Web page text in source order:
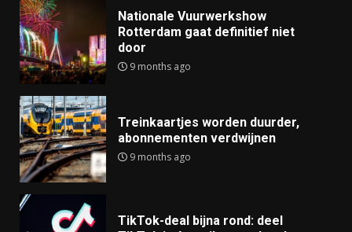
Nationale Vuurwerkshow
Rotterdam gaat definitief niet
door
9 months ago
Treinkaartjes worden duurder,
abonnementen verdwijnen
9 months ago
TikTok-deal bijna rond: deel